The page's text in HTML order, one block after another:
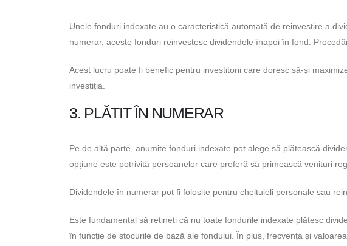
Unele fonduri indexate au o caracteristică automată de reinvestire a
numerar, aceste fonduri reinvestesc dividendele înapoi în fond.
Acest lucru poate fi benefic pentru investitorii care doresc să-și
investiția.
3. PLĂTIT ÎN NUMERAR
Pe de altă parte, anumite fonduri indexate pot alege să plătească
opțiune este potrivită persoanelor care preferă să primească venituri
Dividendele în numerar pot fi folosite pentru cheltuieli personale sau
Este fundamental să rețineți că nu toate fondurile indexate plătesc
în funcție de stocurile de bază ale fondului. În plus, frecvența și